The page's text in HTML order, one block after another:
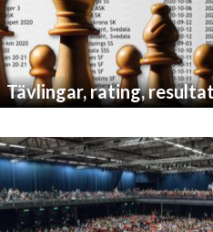
Tävlingar, rating,